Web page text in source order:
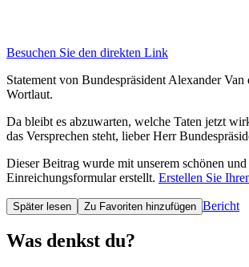
Besuchen Sie den direkten Link
Statement von Bundespräsident Alexander
Wortlaut.
Da bleibt es abzuwarten, welche Taten jetzt
das Versprechen steht, lieber Herr
Dieser Beitrag wurde mit unserem schönen und
Einreichungsformular erstellt. Erstellen Sie
Später lesen Zu Favoriten hinzufügen Bericht
Was denkst du?